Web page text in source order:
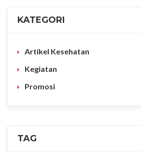
KATEGORI
Artikel Kesehatan
Kegiatan
Promosi
TAG